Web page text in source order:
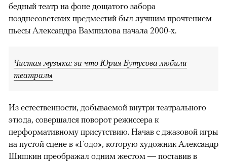
бедный театр на фоне дощатого забора
позднесоветских предместий был лучшим прочтением
пьесы Александра Вампилова начала 2000-х.
Чистая музыка: за что Юрия Бутусова любили
театралы
Из естественности, добываемой внутри театрального
этюда, совершался поворот режиссера к
перформативному присутствию. Начав с джазовой игры
на пустой сцене в «Годо», которую художник Александр
Шишкин преображал одним жестом — поставив в